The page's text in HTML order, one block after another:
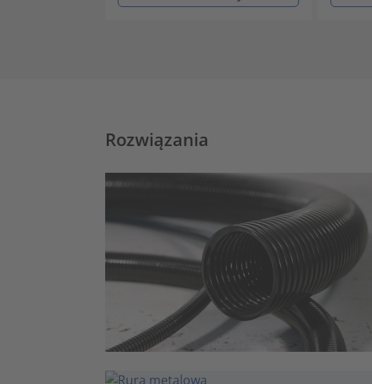
Rozwiązania